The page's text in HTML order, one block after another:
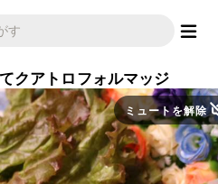
クアトロフォルマッジ
ミュートを解除